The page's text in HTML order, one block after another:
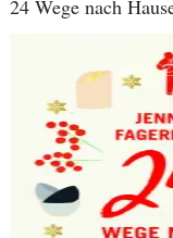
24 Wege nach